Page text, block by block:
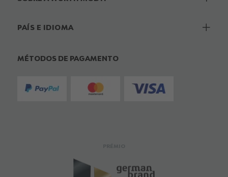
PAÍS E IDIOMA
MÉTODOS DE PAGAMENTO